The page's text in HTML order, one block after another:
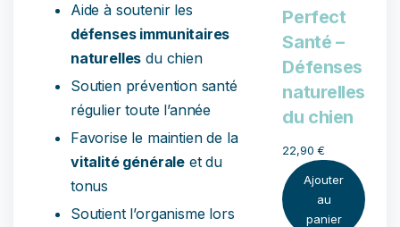
Aide à soutenir les
défenses immunitaires
naturelles du chien
Soutien prévention santé
régulier toute l’année
Favorise le maintien de la
vitalité générale et du
tonus
Soutient l’organisme lors
Perfect
Santé –
Défenses
naturelles
du chien
22,90€
Ajouter
au
panier